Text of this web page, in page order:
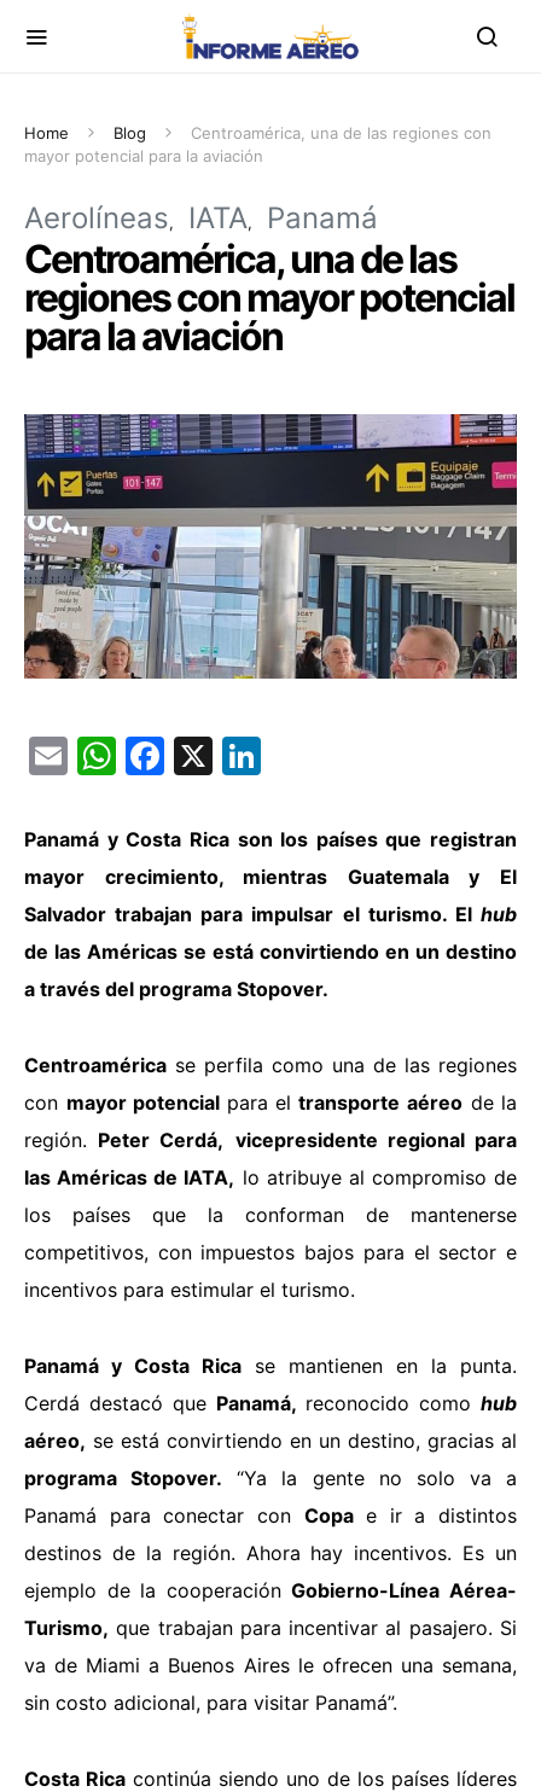
Home Blog
Centroamérica, una de las regiones con
mayor potencial para la aviación
Aerolíneas IATA Panamá
Centroamérica, una de las
regiones con mayor potencial
para la aviación
EmailWhatsApp
Facebook
X
Panamá y Costa Rica son los países que registran
mayor crecimiento, mientras Guatemala y El
Salvador trabajan para impulsar el turismo. El hub
de las Américas se está convirtiendo en un destino
a través del programa Stopover.
Centroamérica se perfila como una de las regiones
con mayor potencial para el transporte aéreo de la
región. Peter Cerdá, vicepresidente regional para
las Américas de IATA, lo atribuye al compromiso de
los países que la conforman de mantenerse
competitivos, con impuestos bajos para el sector e
incentivos para estimular el turismo.
Panamá y Costa Rica se mantienen en la punta.
Cerdá destacó que Panamá, reconocido como hub
aéreo, se está convirtiendo en un destino, gracias al
programa Stopover. “Ya la gente no solo va a
Panamá para conectar con Copae ir a distintos
destinos de la región. Ahora hay incentivos. Es un
ejemplo de la cooperaciónGobierno-Línea Aérea-
Turismo, que trabajan para incentivar al pasajero. Si
va de Miami a Buenos Aires le ofrecen una semana,
sin costo adicional, para visitar Panamá”.
Costa Rica continúa siendo uno de los países líderes